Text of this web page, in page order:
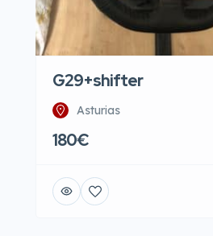
G29+shifter
Asturias
180€